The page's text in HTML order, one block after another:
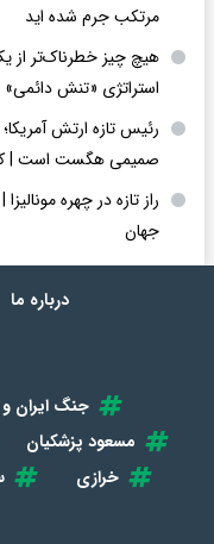
مرتکب جرم شده اید
هیچ چیز خطرناک‌تر از
استراتژی «تنش دائمی»
رئیس تازه ارتش
صمیمی هگست است |
راز تازه در چهره
جهان
درباره ما
جنگ ایران و
مسعود پزشکیان
خرازی